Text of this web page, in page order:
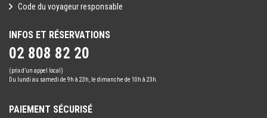
Code du voyageur responsable
INFOS ET RÉSERVATIONS
02 808 82 20
(prix d’un appel local)
Du lundi au samedi de 9h à 23h, le dimanche de 10h à 23h.
PAIEMENT SÉCURISÉ